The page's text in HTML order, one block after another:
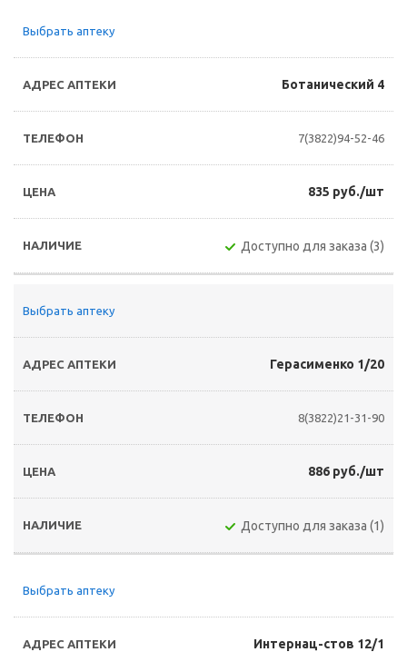
Выбрать аптеку
Ботанический 4
7(3822)94-52-46
835 руб./шт
Доступно для заказа (3)
Выбрать аптеку
Герасименко 1/20
8(3822)21-31-90
886 руб./шт
Доступно для заказа (1)
Выбрать аптеку
Интернац-стов 12/1